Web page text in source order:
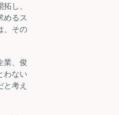
し、
めるス
、その
業、俊
わない
考え